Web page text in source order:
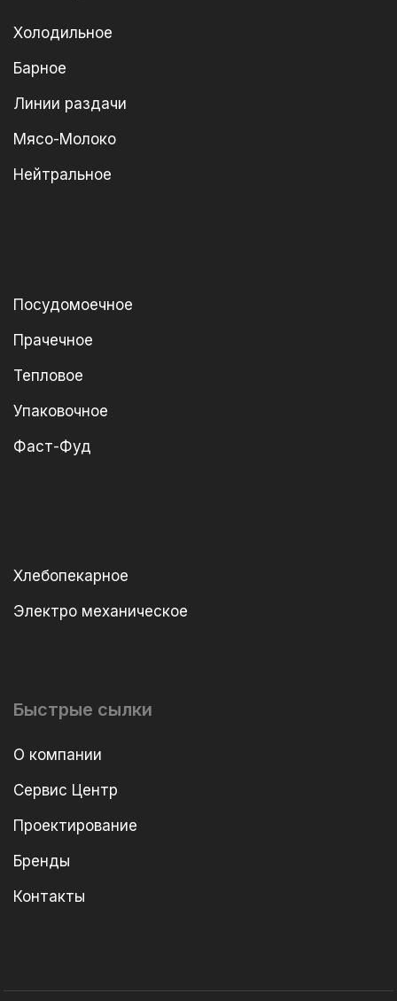
Холодильное
Барное
Линии раздачи
Мясо-Молоко
Нейтральное
Посудомоечное
Прачечное
Тепловое
Упаковочное
Фаст-Фуд
Хлебопекарное
Электро механическое
Быстрые сылки
О компании
Сервис Центр
Проектирование
Бренды
Контакты